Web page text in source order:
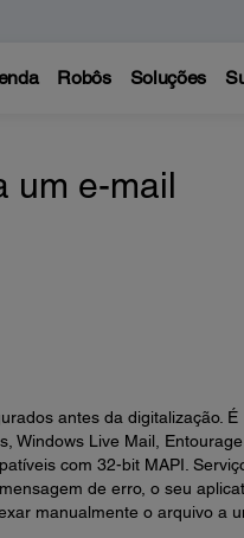
Robôs Soluções
um e-mail
antes da digitalização. É
Windows Live Mail,
com 32-bit MAPI.
de erro, o seu
manualmente o arquivo a